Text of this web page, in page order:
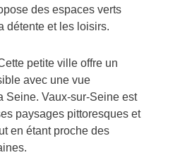
des espaces verts
détente et les loisirs.
petite ville offre un
avec une vue
Seine. Vaux-sur-Seine est
paysages pittoresques et
en étant proche des